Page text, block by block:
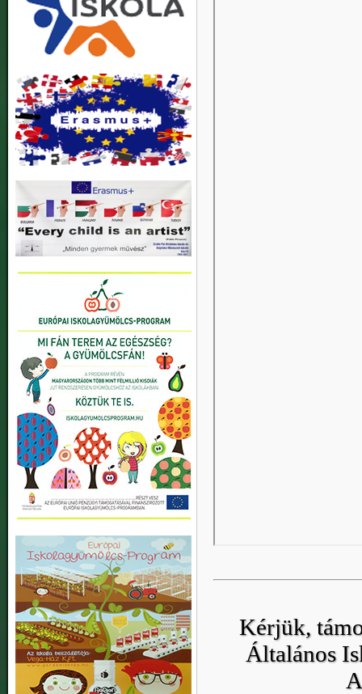
Kérjük,
Általános